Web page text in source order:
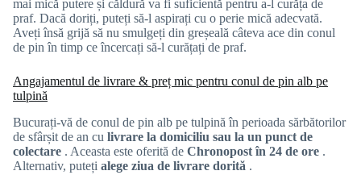
mai mică putere și căldură va fi suficientă pentru a-l curăța de
praf. Dacă doriți, puteți să-l aspirați cu o perie mică adecvată.
Aveți însă grijă să nu smulgeți din greșeală câteva ace din conul
de pin în timp ce încercați să-l curățați de praf.
Angajamentul de livrare & preț mic pentru conul de pin alb pe
tulpină
Bucurați-vă de conul de pin alb pe tulpină în perioada sărbătorilor
de sfârșit de an cu livrare la domiciliu sau la un punct de
colectare . Aceasta este oferită de Chronopost în 24 de ore .
Alternativ, puteți alege ziua de livrare dorită .